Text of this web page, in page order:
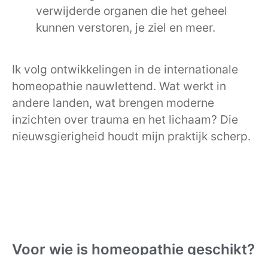
verwijderde organen die het geheel
kunnen verstoren, je ziel en meer.
Ik volg ontwikkelingen in de internationale
homeopathie nauwlettend. Wat werkt in
andere landen, wat brengen moderne
inzichten over trauma en het lichaam? Die
nieuwsgierigheid houdt mijn praktijk scherp.
Voor wie is homeopathie geschikt?